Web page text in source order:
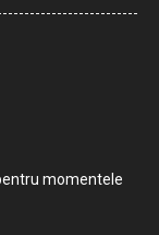
momentele